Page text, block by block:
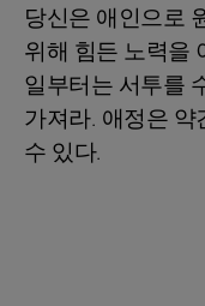
당신은 애인으로
위해 힘든 노력을
일부터는 서투를
가져라. 애정은
수 있다.